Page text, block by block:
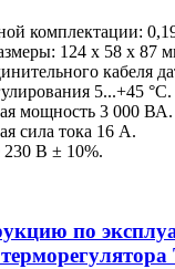
комплектации:
124 х 58 х 87
кабеля
5...+45 °С.
мощность 3 000 ВА.
сила тока 16 А.
В ± 10%.
по